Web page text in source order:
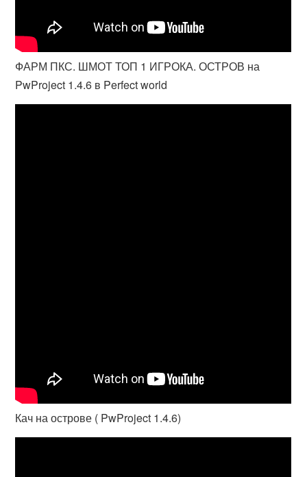
ФАРМ ПКС. ШМОТ ТОП 1 ИГРОКА. ОСТРОВ на
PwProject 1.4.6 в Perfect world
Кач на острове ( PwProject 1.4.6)